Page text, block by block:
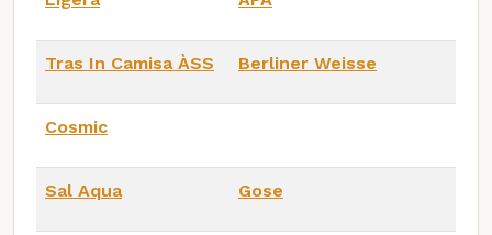
Tras In Camisa ÀSS Berliner Weisse
Cosmic
Sal Aqua Gose